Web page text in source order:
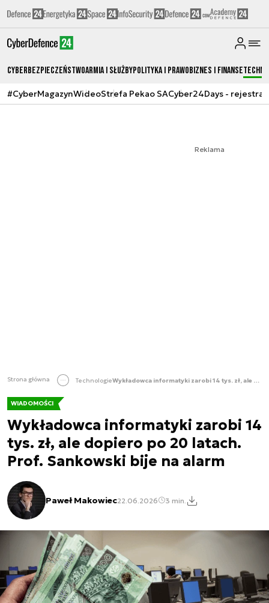
CyberbezpieczeństwoArmia i SłużbyPolityka i prawoBiznes i Finanse
#CyberMagazynWideoStrefa Pekao SACyber24Days -
Reklama
Strona główna Technologie Wykładowca informatyki zarobi 14 tys. zł, ale dopiero po 20 latach. Prof. Sankowski bije na alarm
WIADOMOŚCI
Wykładowca informatyki zarobi 14
tys. zł, ale dopiero po 20 latach.
Prof. Sankowski bije na alarm
Paweł Makowiec22.06.2026 3 min.